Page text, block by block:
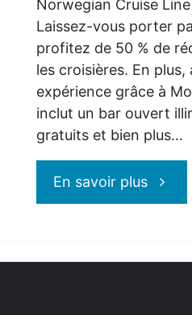
Norwegian Cruise
Laissez-vous porter
profitez de 50 % de
les croisières. En
expérience grâce à
inclut un bar ouvert
gratuits et bien plus…
En savoir plus
Line